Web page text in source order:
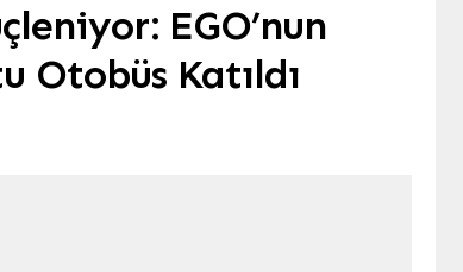
EGO’nun
Otobüs Katıldı